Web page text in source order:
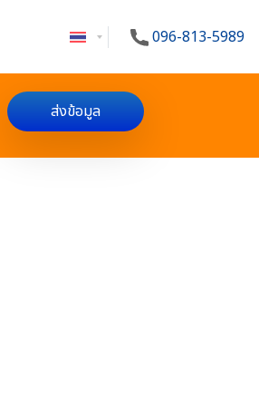
096-813-5989
ส่งข้อมูล